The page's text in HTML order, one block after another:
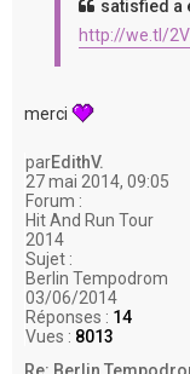
satisfied a
http://we.tl/
merci
parEdithV.
27 mai 2014, 09:05
Forum :
Hit And Run Tour
2014
Sujet :
Berlin Tempodrom
03/06/2014
Réponses : 14
Vues : 8013